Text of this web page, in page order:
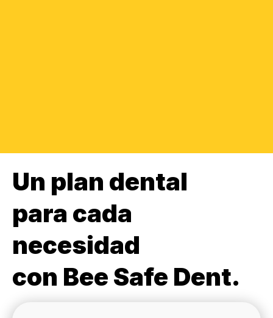
Un plan dental
para cada
necesidad
con Bee Safe Dent.